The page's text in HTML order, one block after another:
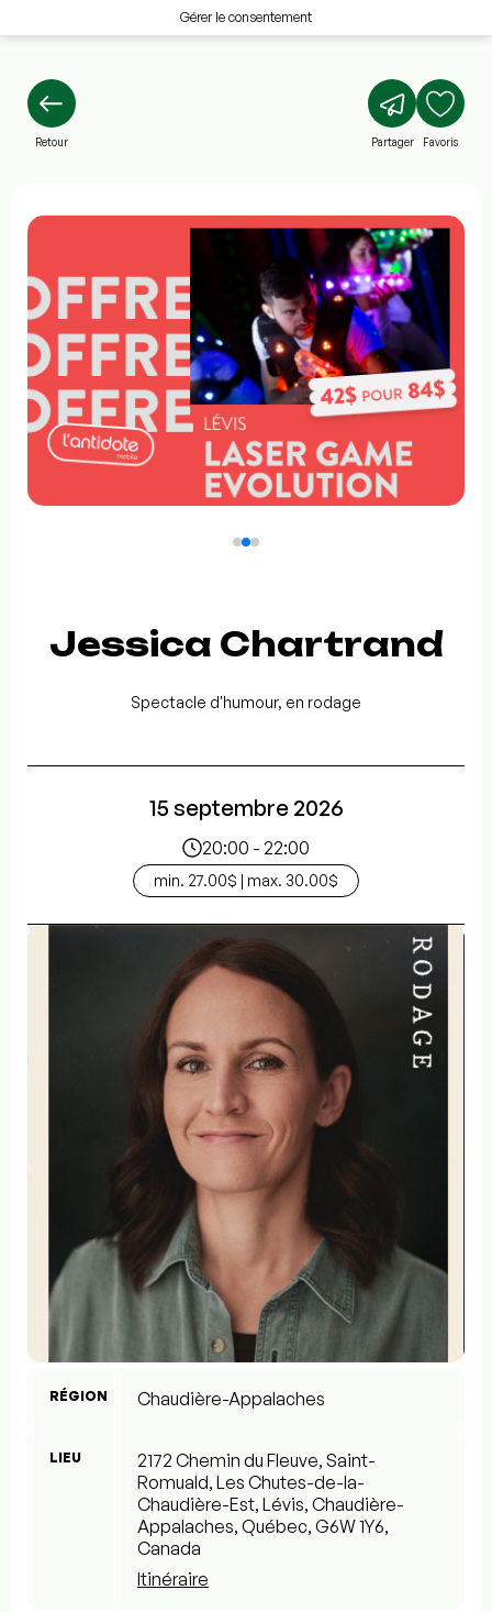
Gérer le consentement
Retour Partager Favoris
Jessica Chartrand
Spectacle d'humour, en rodage
15 septembre 2026
20:00 - 22:00
min. 27.00$ | max. 30.00$
RÉGION Chaudière-Appalaches
LIEU
2172 Chemin du Fleuve, Saint-
Romuald, Les Chutes-de-la-
Chaudière-Est, Lévis, Chaudière-
Appalaches, Québec, G6W 1Y6,
Canada
Itinéraire